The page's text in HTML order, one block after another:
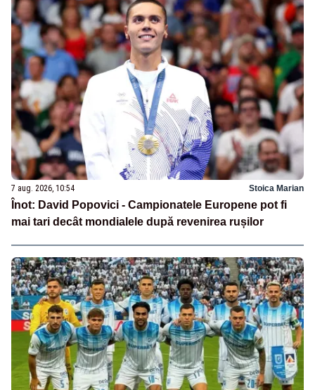
7 aug. 2026, 10:54 Stoica Marian
Înot: David Popovici - Campionatele Europene pot fi
mai tari decât mondialele după revenirea rușilor